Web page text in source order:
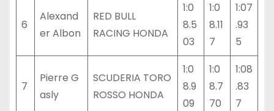
6
Alexand
er Albon
RED BULL
RACING HONDA
1:0
8.5
03
1:0
8.11
7
1:07
.93
5
7
Pierre G
asly
SCUDERIA TORO
ROSSO HONDA
1:0
8.9
09
1:0
8.7
70
1:08
.83
7